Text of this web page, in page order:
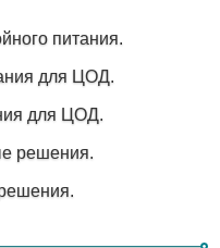
питания.
для ЦОД.
для ЦОД.
решения.